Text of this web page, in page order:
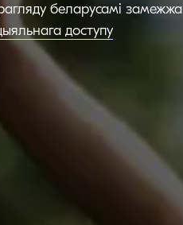
беларусамі замежжа
доступу